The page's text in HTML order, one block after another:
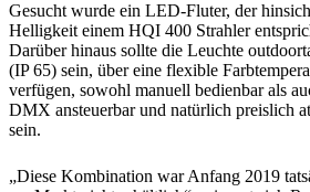
Gesucht wurde ein LED-Fluter, der
Helligkeit einem HQI 400 Strahler
Darüber hinaus sollte die Leuchte
(IP 65) sein, über eine flexible
verfügen, sowohl manuell bedienbar als
DMX ansteuerbar und natürlich preislich
sein.
„Diese Kombination war Anfang 2019